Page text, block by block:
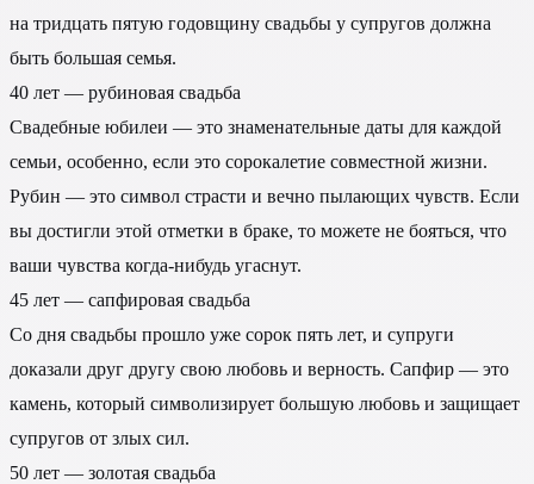
на тридцать пятую годовщину свадьбы у супругов должна
быть большая семья.
40 лет — рубиновая свадьба
Свадебные юбилеи — это знаменательные даты для каждой
семьи, особенно, если это сорокалетие совместной жизни.
Рубин — это символ страсти и вечно пылающих чувств. Если
вы достигли этой отметки в браке, то можете не бояться, что
ваши чувства когда-нибудь угаснут.
45 лет — сапфировая свадьба
Со дня свадьбы прошло уже сорок пять лет, и супруги
доказали друг другу свою любовь и верность. Сапфир — это
камень, который символизирует большую любовь и защищает
супругов от злых сил.
50 лет — золотая свадьба